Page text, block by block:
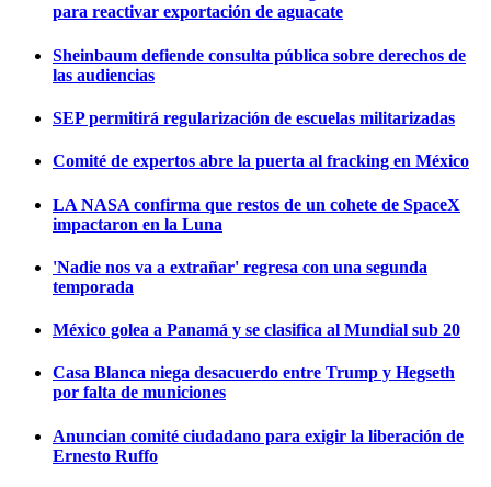
para reactivar exportación de aguacate
Sheinbaum defiende consulta pública sobre derechos de
las audiencias
SEP permitirá regularización de escuelas militarizadas
Comité de expertos abre la puerta al fracking en México
LA NASA confirma que restos de un cohete de SpaceX
impactaron en la Luna
'Nadie nos va a extrañar' regresa con una segunda
temporada
México golea a Panamá y se clasifica al Mundial sub 20
Casa Blanca niega desacuerdo entre Trump y Hegseth
por falta de municiones
Anuncian comité ciudadano para exigir la liberación de
Ernesto Ruffo